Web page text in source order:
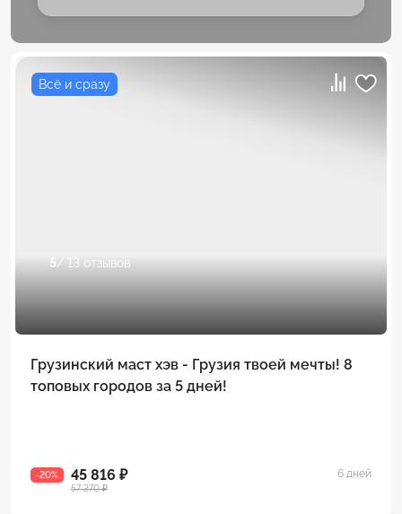
Всё и сразу
5/ 13 отзывов
Грузинский маст хэв - Грузия твоей мечты! 8
топовых городов за 5 дней!
-20% 45 816 ₽
57 270 ₽
6 дней